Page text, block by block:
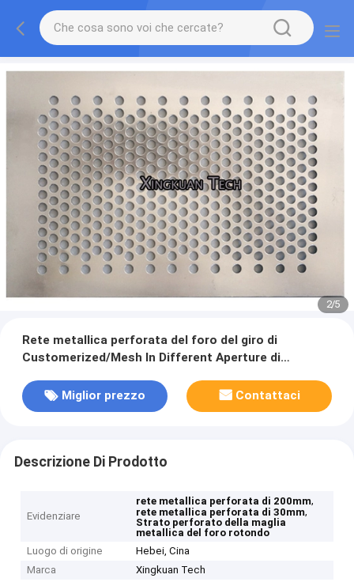
2/5
Rete metallica perforata del foro del giro di
Customerized/Mesh In Different Aperture di
Miglior prezzo
Contattaci
Descrizione Di Prodotto
Evidenziare
rete metallica perforata di 200mm,
rete metallica perforata di 30mm,
Strato perforato della maglia
metallica del foro rotondo
Luogo di origine
Hebei, Cina
Marca
Xingkuan Tech